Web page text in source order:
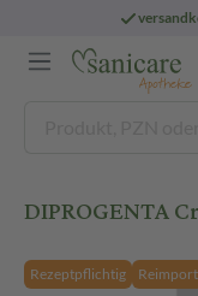
DIPROGENTA
Rezeptpflichtig Reimport